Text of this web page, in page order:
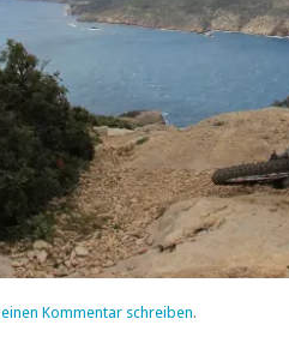
einen Kommentar schreiben.